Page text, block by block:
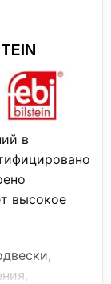
в
высокое